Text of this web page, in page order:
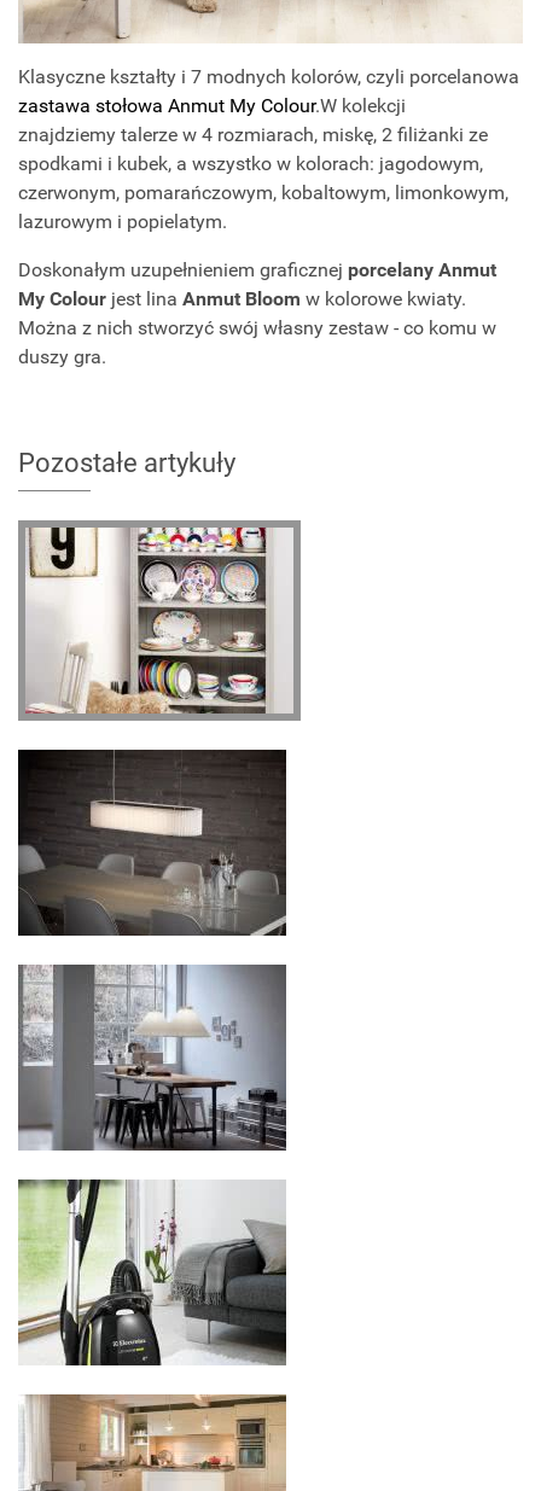
Klasyczne kształty i 7 modnych kolorów, czyli porcelanowa
zastawa stołowa Anmut My Colour.W kolekcji
znajdziemy talerze w 4 rozmiarach, miskę, 2 filiżanki ze
spodkami i kubek, a wszystko w kolorach: jagodowym,
czerwonym, pomarańczowym, kobaltowym, limonkowym,
lazurowym i popielatym.
Doskonałym uzupełnieniem graficznej porcelany Anmut
My Colour jest lina Anmut Bloom w kolorowe kwiaty.
Można z nich stworzyć swój własny zestaw - co komu w
duszy gra.
Pozostałe artykuły